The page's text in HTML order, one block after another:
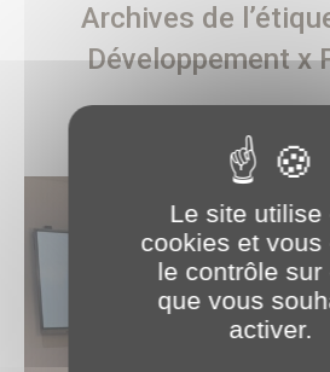
Archives de
Développement x
Le site utilise
cookies et vous
le contrôle sur
que vous
activer.